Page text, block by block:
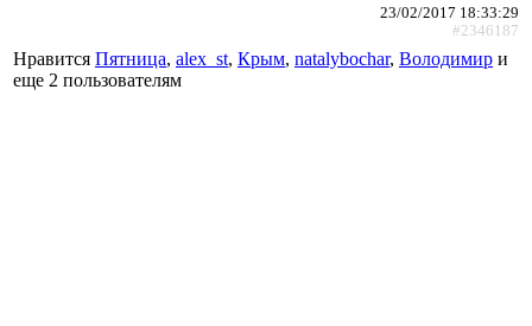
23/02/2017 18:33:29
#2346187
Нравится Пятница, alex_st, Крым, natalybochar, Володимир и
еще 2 пользователям